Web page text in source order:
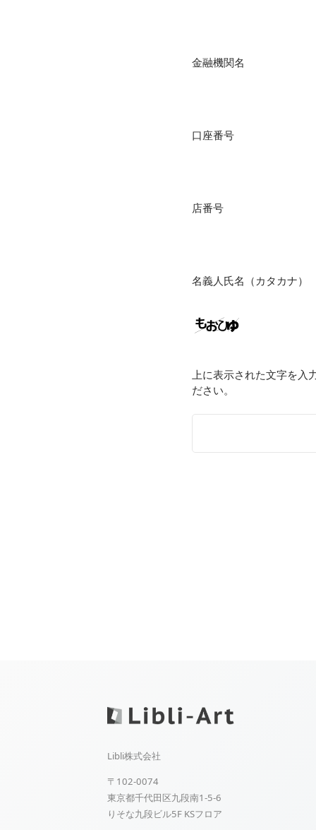
金融機関名
口座番号
店番号
名義人氏名（カタカナ）
上に表示された文字を入
ださい。
Libli株式会社
〒102-0074
東京都千代田区九段南1-5-6
りそな九段ビル5F KSフロア